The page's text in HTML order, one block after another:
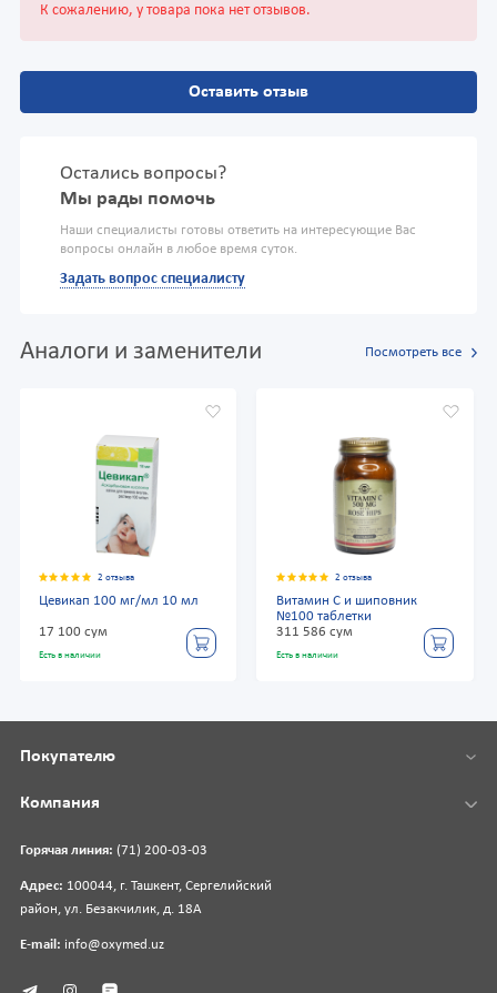
К сожалению, у товара пока нет отзывов.
Оставить отзыв
Остались вопросы?
Мы рады помочь
Наши специалисты готовы ответить на интересующие Вас
вопросы онлайн в любое время суток.
Задать вопрос специалисту
Аналоги и заменители Посмотреть все
2 отзыва
Цевикап 100 мг/мл 10 мл
17 100 сум
Есть в наличии
2 отзыва
Витамин С и шиповник
№100 таблетки
311 586 сум
Есть в наличии
Горячая линия: (71) 200-03-03
Адрес: 100044, г. Ташкент, Сергелийский
район, ул. Безакчилик, д. 18А
E-mail: info@oxymed.uz
Покупателю
Компания